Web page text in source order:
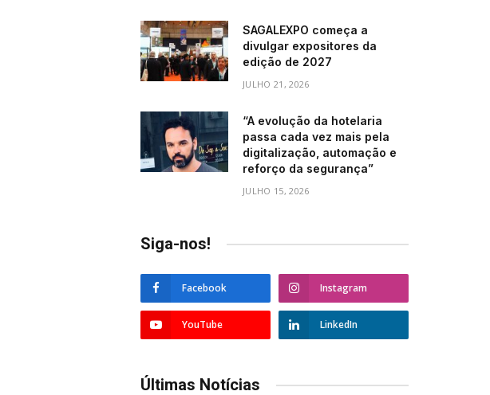
SAGALEXPO começa a
divulgar expositores da
edição de 2027
JULHO 21, 2026
“A evolução da hotelaria
passa cada vez mais pela
digitalização, automação e
reforço da segurança”
JULHO 15, 2026
Siga-nos!
Facebook Instagram
YouTube LinkedIn
Últimas Notícias